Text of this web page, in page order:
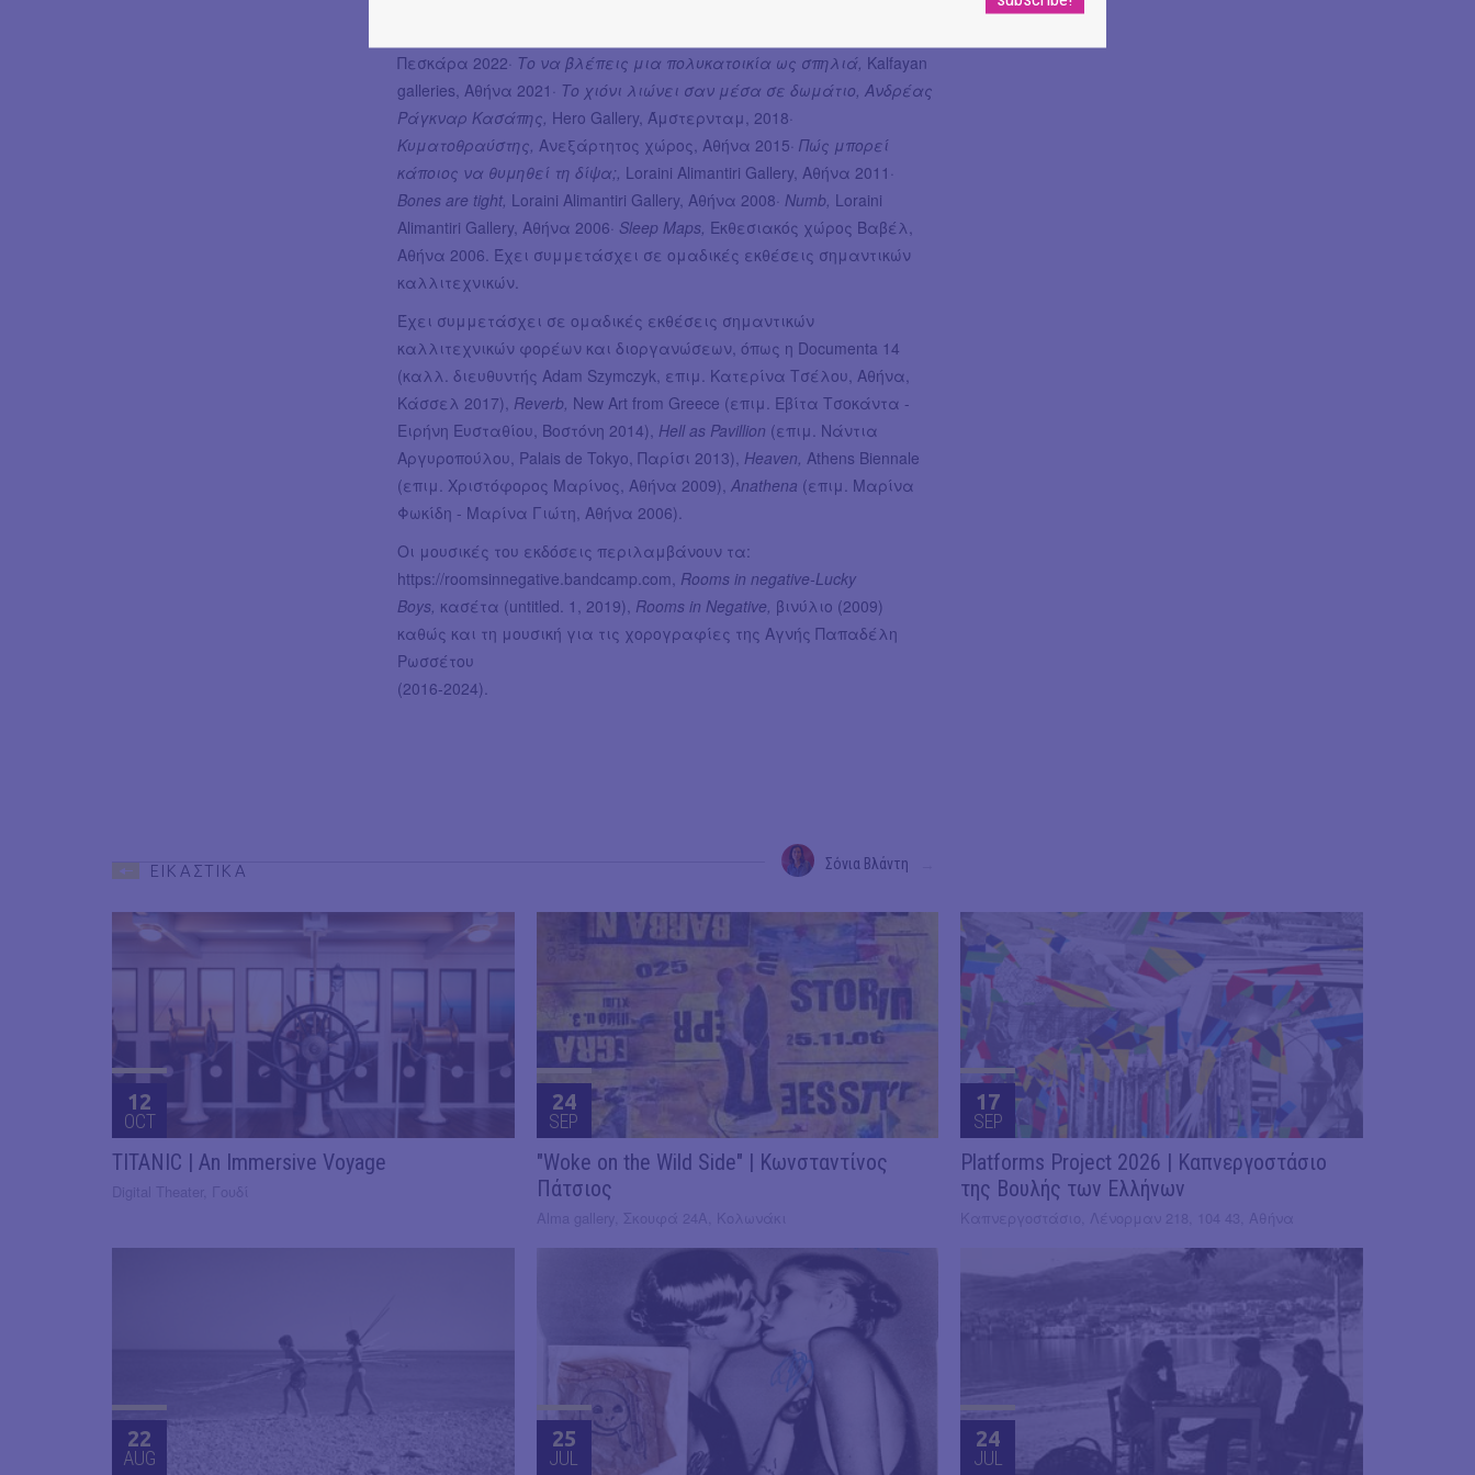
Πεσκάρα 2022· Το να βλέπεις μια πολυκατοικία ως σπηλιά, Kalfayan
galleries, Αθήνα 2021· Το χιόνι λιώνει σαν μέσα σε δωμάτιο, Ανδρέας
Ράγκναρ Κασάπης, Hero Gallery, Άμστερνταμ, 2018·
Κυματοθραύστης, Ανεξάρτητος χώρος, Αθήνα 2015· Πώς μπορεί
κάποιος να θυμηθεί τη δίψα;, Loraini Alimantiri Gallery, Αθήνα 2011·
Bones are tight, Loraini Alimantiri Gallery, Αθήνα 2008· Numb, Loraini
Alimantiri Gallery, Αθήνα 2006· Sleep Maps, Εκθεσιακός χώρος Βαβέλ,
Αθήνα 2006. Έχει συμμετάσχει σε ομαδικές εκθέσεις σημαντικών
καλλιτεχνικών.
Έχει συμμετάσχει σε ομαδικές εκθέσεις σημαντικών
καλλιτεχνικών φορέων και διοργανώσεων, όπως η Documenta 14
(καλλ. διευθυντής Adam Szymczyk, επιμ. Κατερίνα Τσέλου, Αθήνα,
Κάσσελ 2017), Reverb, New Art from Greece (επιμ. Εβίτα Τσοκάντα -
Ειρήνη Ευσταθίου, Βοστόνη 2014), Hell as Pavillion (επιμ. Νάντια
Αργυροπούλου, Palais de Tokyo, Παρίσι 2013), Heaven, Athens Biennale
(επιμ. Χριστόφορος Μαρίνος, Αθήνα 2009), Anathena (επιμ. Μαρίνα
Φωκίδη - Μαρίνα Γιώτη, Αθήνα 2006).
Οι μουσικές του εκδόσεις περιλαμβάνουν τα:
https://roomsinnegative.bandcamp.com, Rooms in negative-Lucky
Boys, κασέτα (untitled. 1, 2019), Rooms in Negative, βινύλιο (2009)
καθώς και τη μουσική για τις χορογραφίες της Αγνής Παπαδέλη
Ρωσσέτου
(2016-2024).
Σόνια Βλάντη
ΕΙΚΑΣΤΙΚΑ
12
OCT
TITANIC | An Immersive Voyage
24
SEP
"Woke on the Wild Side" | Κωνσταντίνος
Πάτσιος
17
SEP
Platforms Project 2026 | Καπνεργοστάσιο
της Βουλής των Ελλήνων
22
AUG
25
JUL
24
JUL